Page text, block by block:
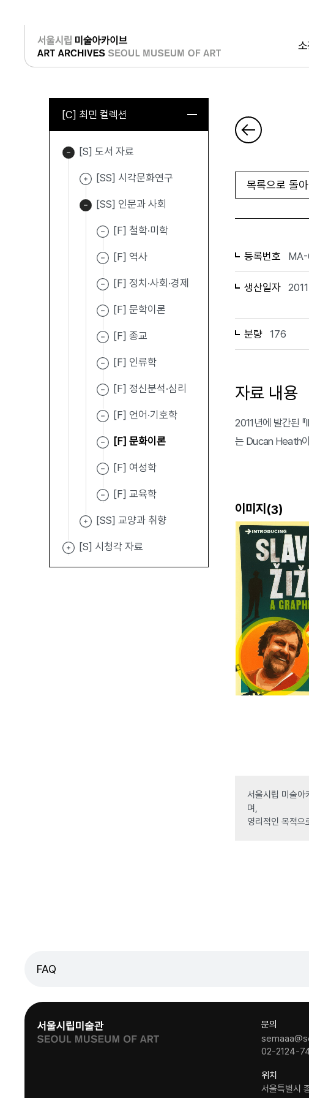
로그인
[C] 최민 컬렉션
[S] 도서 자료
[SS] 시각문화연구
[SS] 인문과 사회
[F] 철학·미학
[F] 역사
[F] 정치·사회·경제
[F] 문학이론
[F] 종교
[F] 인류학
[F] 정신분석·심리
[F] 언어·기호학
[F] 문화이론
[F] 여성학
[F] 교육학
[SS] 교양과 취향
[S] 시청각 자료
목록으로 돌아
등록번호
생산일자 2011
분량 176
자료 내용
2011년에 발간된
는 Ducan Heath
이미지(3)
서울시립 미술아
며,
영리적인 목적으
FAQ
문의
02-2124-
위치
서울특별시